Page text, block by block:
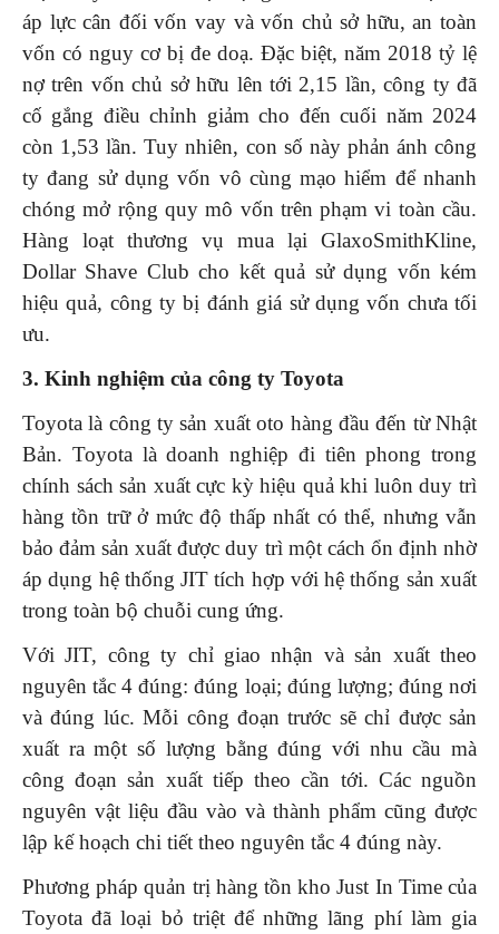
áp lực cân đối vốn vay và vốn chủ sở hữu, an toàn
vốn có nguy cơ bị đe doạ. Đặc biệt, năm 2018 tỷ lệ
nợ trên vốn chủ sở hữu lên tới 2,15 lần, công ty đã
cố gắng điều chỉnh giảm cho đến cuối năm 2024
còn 1,53 lần. Tuy nhiên, con số này phản ánh công
ty đang sử dụng vốn vô cùng mạo hiểm để nhanh
chóng mở rộng quy mô vốn trên phạm vi toàn cầu.
Hàng loạt thương vụ mua lại GlaxoSmithKline,
Dollar Shave Club cho kết quả sử dụng vốn kém
hiệu quả, công ty bị đánh giá sử dụng vốn chưa tối
ưu.
3. Kinh nghiệm của công ty Toyota
Toyota là công ty sản xuất oto hàng đầu đến từ Nhật
Bản. Toyota là doanh nghiệp đi tiên phong trong
chính sách sản xuất cực kỳ hiệu quả khi luôn duy trì
hàng tồn trữ ở mức độ thấp nhất có thể, nhưng vẫn
bảo đảm sản xuất được duy trì một cách ổn định nhờ
áp dụng hệ thống JIT tích hợp với hệ thống sản xuất
trong toàn bộ chuỗi cung ứng.
Với JIT, công ty chỉ giao nhận và sản xuất theo
nguyên tắc 4 đúng: đúng loại; đúng lượng; đúng nơi
và đúng lúc. Mỗi công đoạn trước sẽ chỉ được sản
xuất ra một số lượng bằng đúng với nhu cầu mà
công đoạn sản xuất tiếp theo cần tới. Các nguồn
nguyên vật liệu đầu vào và thành phẩm cũng được
lập kế hoạch chi tiết theo nguyên tắc 4 đúng này.
Phương pháp quản trị hàng tồn kho Just In Time của
Toyota đã loại bỏ triệt để những lãng phí làm gia